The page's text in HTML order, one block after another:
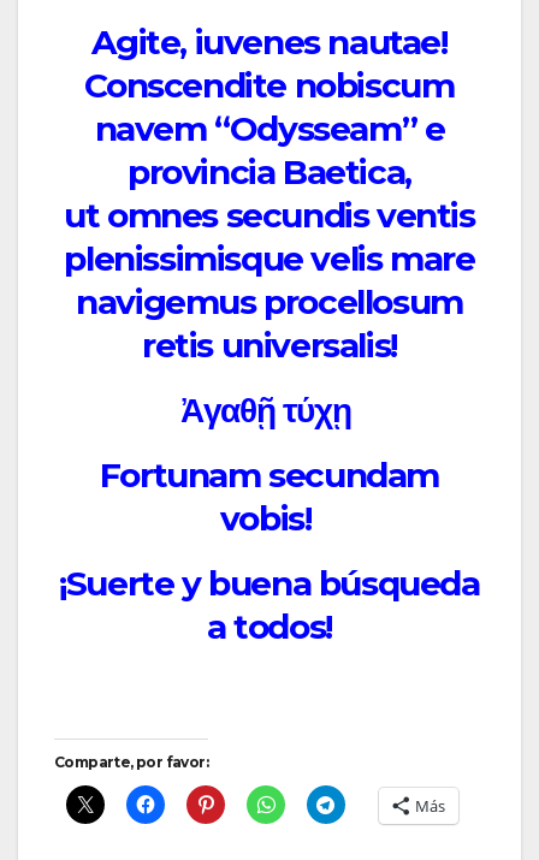
Agite, iuvenes nautae!
Conscendite nobiscum
navem “Odysseam” e
provincia Baetica,
ut omnes secundis ventis
plenissimisque velis mare
navigemus procellosum
retis universalis!
Ἀγαθῇ τύχῃ
Fortunam secundam
vobis!
¡Suerte y buena búsqueda
a todos!
Comparte, por favor:
Más